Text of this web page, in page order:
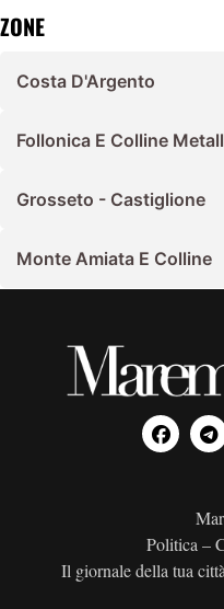
ZONE
Costa D'Argento
Follonica E Colline
Grosseto - Castiglione
Monte Amiata E Colline
Politica –
Il giornale della tua